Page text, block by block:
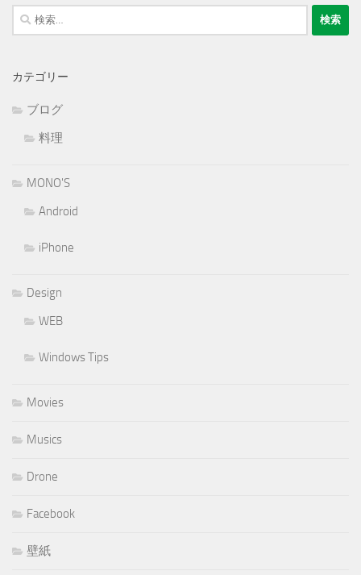
検
索:
カテゴリー
ブログ
料理
MONO'S
Android
iPhone
Design
WEB
Windows Tips
Movies
Musics
Drone
Facebook
壁紙